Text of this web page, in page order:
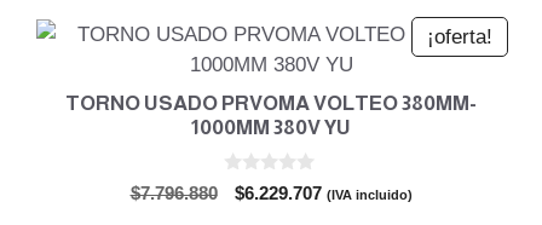
¡oferta!
TORNO USADO PRVOMA VOLTEO 380MM-
1000MM 380V YU
$7.796.880
El
$6.229.707El(IVA incluido)